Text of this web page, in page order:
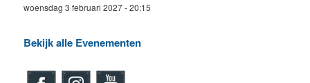
woensdag 3 februari 2027 - 20:15
Bekijk alle Evenementen